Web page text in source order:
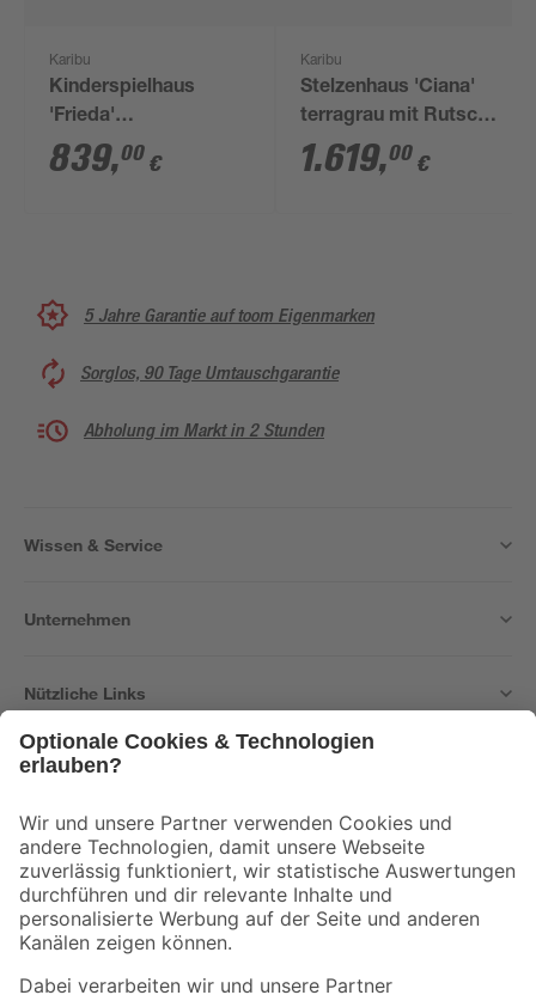
Karibu
Kinderspielhaus
'Frieda'
naturbelassene
nordische Fichte 107
839,00 €
Karibu
Stelzenhaus 'Ciana'
terragrau mit Rutsche
rot 440 x 244 x 309
cm
1.619,00 €
5 Jahre Garantie auf toom Eigenmarken
Sorglos, 90 Tage Umtauschgarantie
Abholung im Markt in 2 Stunden
Wissen & Service
Unternehmen
Nützliche Links
Der toom Newsletter: Keine Angebote und Aktionen mehr verpassen!
Zur Newsletter Anmeldung
Folge uns